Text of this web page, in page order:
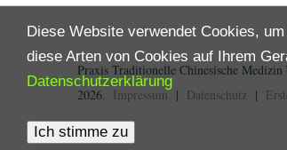
Praxis Traditionelle Chinesische
2026
Impressum | Datenschutz |
Diese Website verwendet Cookies,
diese Arten von Cookies auf Ihrem
Datenschutzerklärung
Ich stimme zu